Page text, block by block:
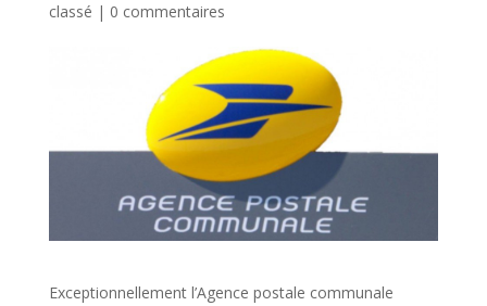
classé | 0 commentaires
Exceptionnellement l’Agence postale communale